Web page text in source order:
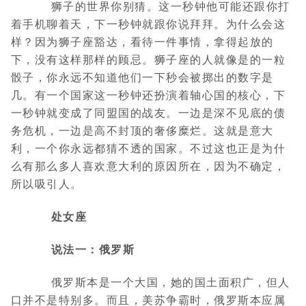
狮子的世界你别猜。这一秒钟他可能还跟你打
着手机聊着天，下一秒钟就跟你说拜拜。为什么会这
样？因为狮子座豁达，看待一件事情，拿得起放的
下，没有这样那样的顾忌。狮子座的人就像是的一粒
骰子，你永远不知道他们一下秒会被掷出的数字是
几。有一个国家这一秒钟还扮演着轴心国的核心，下
一秒钟就变成了同盟国的战友。一边是深不见底的债
务危机，一边是高不封顶的奢侈糜烂。这就是意大
利，一个你永远都猜不透的国家。不过这也正是为什
么有那么多人喜欢意大利的原因所在，因为不确定，
所以吸引人。
处女座
说法一：俄罗斯
俄罗斯本是一个大国，她的国土面积广，但人
口并不是特别多。而且，美苏争霸时，俄罗斯本应属